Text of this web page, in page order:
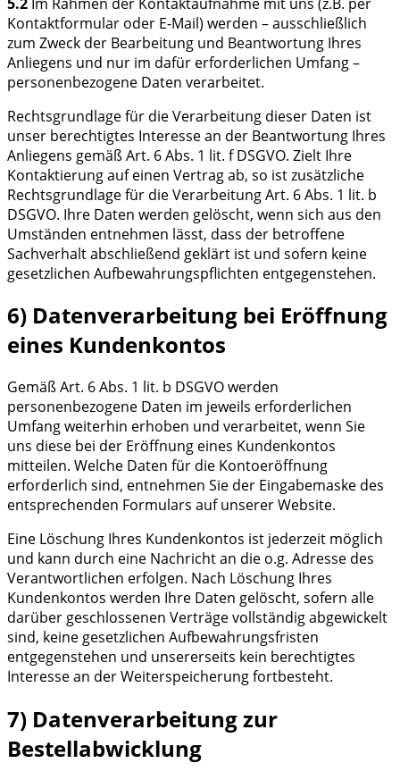
Kontaktformular oder E-Mail) werden – ausschließlich
zum Zweck der Bearbeitung und Beantwortung Ihres
Anliegens und nur im dafür erforderlichen Umfang –
personenbezogene Daten verarbeitet.
Rechtsgrundlage für die Verarbeitung dieser Daten ist
unser berechtigtes Interesse an der Beantwortung Ihres
Anliegens gemäß Art. 6 Abs. 1 lit. f DSGVO. Zielt Ihre
Kontaktierung auf einen Vertrag ab, so ist zusätzliche
Rechtsgrundlage für die Verarbeitung Art. 6 Abs. 1 lit. b
DSGVO. Ihre Daten werden gelöscht, wenn sich aus den
Umständen entnehmen lässt, dass der betroffene
Sachverhalt abschließend geklärt ist und sofern keine
gesetzlichen Aufbewahrungspflichten entgegenstehen.
6) Datenverarbeitung bei Eröffnung
eines Kundenkontos
Gemäß Art. 6 Abs. 1 lit. b DSGVO werden
personenbezogene Daten im jeweils erforderlichen
Umfang weiterhin erhoben und verarbeitet, wenn Sie
uns diese bei der Eröffnung eines Kundenkontos
mitteilen. Welche Daten für die Kontoeröffnung
erforderlich sind, entnehmen Sie der Eingabemaske des
entsprechenden Formulars auf unserer Website.
Eine Löschung Ihres Kundenkontos ist jederzeit möglich
und kann durch eine Nachricht an die o.g. Adresse des
Verantwortlichen erfolgen. Nach Löschung Ihres
Kundenkontos werden Ihre Daten gelöscht, sofern alle
darüber geschlossenen Verträge vollständig abgewickelt
sind, keine gesetzlichen Aufbewahrungsfristen
entgegenstehen und unsererseits kein berechtigtes
Interesse an der Weiterspeicherung fortbesteht.
7) Datenverarbeitung zur
Bestellabwicklung